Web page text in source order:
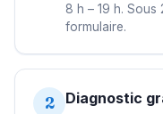
8 h – 19 h.
formulaire.
2 Diagnostic